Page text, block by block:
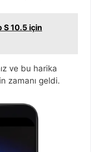
S 10.5 için
ve bu harika
zamanı geldi.